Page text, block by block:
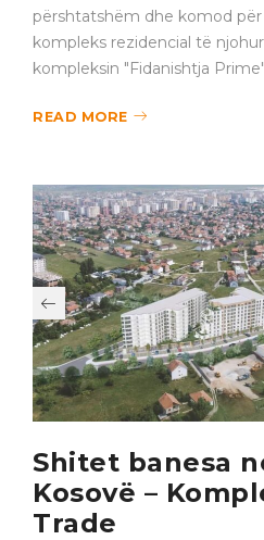
Kompleksi
Kjo banesë në shitje është një
përshtatshëm dhe komod për
READ MORE